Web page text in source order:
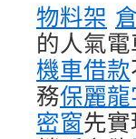
物料架
的人氣
機車借款
務保麗龍
密窗先